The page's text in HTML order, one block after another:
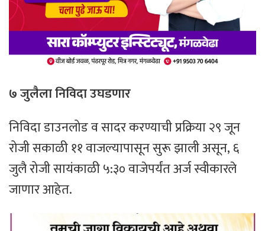
७ जुलैला निविदा उघडणार
निविदा डाउनलोड व सादर करण्याची प्रक्रिया २९ जून
रोजी सकाळी ११ वाजल्यापासून सुरू झाली असून, ६
जुलै रोजी सायंकाळी ५:३० वाजेपर्यंत अर्ज स्वीकारले
जाणार आहेत.